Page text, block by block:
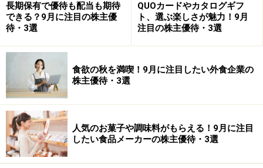
教えてくれたのは……桐谷広人さん
1949年広島県出身。将棋棋士・投資家。日本テレビ系バ
ラエティ番組『月曜から夜ふかし』に出演し、現金を使
わない「株主優待生活」が話題になった。現在はテレビ
や講演会、雑誌などで幅広く活躍。『日経マネー』（日
経BPマーケティング）、『ダイヤモンドZAi（ザイ）』
長期保有で優待も配当も期待
できる？9月に注目の株主優
待・3選
QUOカードやカタログギフ
ト、選ぶ楽しさが魅力！9月
注目の株主優待・3選
食欲の秋を満喫！9月に注目したい外食企業の
株主優待・3選
人気のお菓子や調味料がもらえる！9月に注目
したい食品メーカーの株主優待・3選